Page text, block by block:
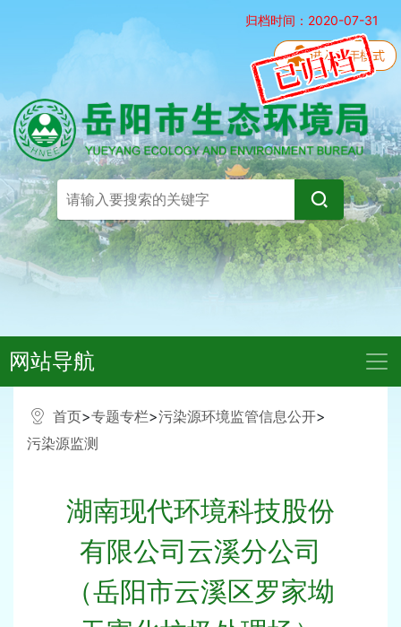
归档时间：2020-07-31
网站导航
首页>专题专栏>污染源环境监管信息公开>
污染源监测
湖南现代环境科技股份
有限公司云溪分公司
（岳阳市云溪区罗家坳